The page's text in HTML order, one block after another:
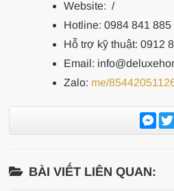
Website: /
Hotline: 0984 841 885
Hỗ trợ kỹ thuật: 0912
Email:
Zalo: me/
BÀI VIẾT LIÊN QUAN: